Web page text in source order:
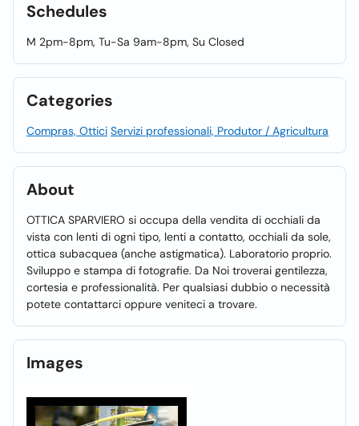
Schedules
M 2pm-8pm, Tu-Sa 9am-8pm, Su Closed
Categories
Compras, Ottici Servizi professionali, Produtor / Agricultura
About
OTTICA SPARVIERO si occupa della vendita di occhiali da
vista con lenti di ogni tipo, lenti a contatto, occhiali da sole,
ottica subacquea (anche astigmatica). Laboratorio proprio.
Sviluppo e stampa di fotografie. Da Noi troverai gentilezza,
cortesia e professionalità. Per qualsiasi dubbio o necessità
potete contattarci oppure veniteci a trovare.
Images